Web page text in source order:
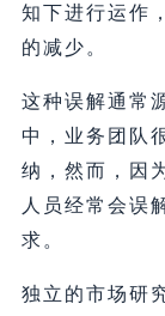
知下进行运作
的减少。
这种误解通常
中，业务团队
纳，然而，因
人员经常会误
求。
独立的市场研